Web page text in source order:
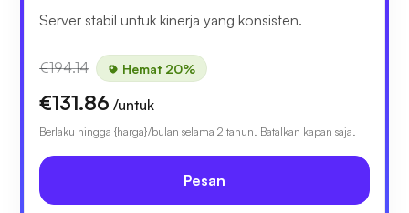
Server stabil untuk kinerja yang konsisten.
€194.14 Hemat 20%
€131.86 /untuk
Berlaku hingga {harga}/bulan selama 2 tahun. Batalkan kapan saja.
Pesan